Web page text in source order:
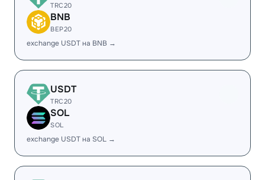
TRC20
BNB
BEP20
exchange USDT на BNB →
USDT
TRC20
SOL
SOL
exchange USDT на SOL →